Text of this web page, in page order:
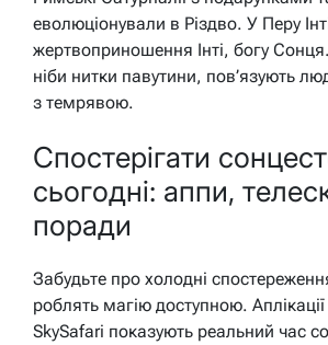
еволюціонували в Різдво. У Перу
жертвоприношення Інті, богу Сонця.
ніби нитки павутини, пов’язують
з темрявою.
Спостерігати
сьогодні: аппи,
поради
Забудьте про холодні
роблять магію доступною.
SkySafari показують реальний час